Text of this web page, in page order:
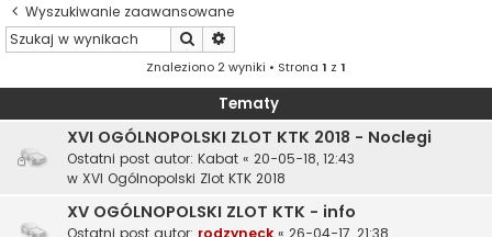
Wyszukiwanie zaawansowane
Szukaj
Znaleziono 2 wyniki • Strona 1 z 1
Tematy
XVI OGÓLNOPOLSKI ZLOT KTK 2018 - Noclegi
Ostatni post autor: Kabat « 20-05-18, 12:43
w XVI Ogólnopolski Zlot KTK 2018
XV OGÓLNOPOLSKI ZLOT KTK - info